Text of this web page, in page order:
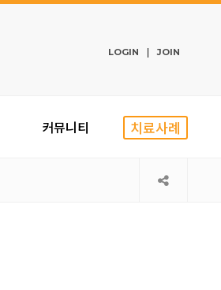
LOGIN JOIN
커뮤니티 치료사례